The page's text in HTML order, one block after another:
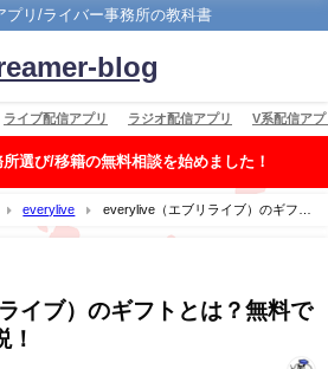
プリ/ライバー事務所の教科書
blog
ライブ配信アプリ ラジオ配信アプリ V系配信アプ
所選び/移籍の無料相談を始めました！
everylive
everylive（エブリライブ）のギフト
イブ）のギフトとは？無料で
！